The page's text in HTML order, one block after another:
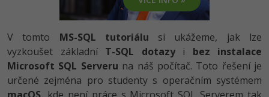
HTML5, CSS3, Bootstrap, SEO
SQL a databáze
Testování a verzování
PHP
JavaScript
Python
Vývojář mobilních aplikací
Specialista na AI a bigdata
C# Game developer
Webdesigner
JavaScript -80%
PHP -80%
-80%
Digitální gramotnost
Marketing -30%
WordPress
-30%
Photoshop -80%
Adobe Illustrator -80%
Adobe Lightroom -30%
V tomto MS-SQL tutoriálu si ukážeme, jak lze
vyzkoušet základní T-SQL dotazyi bez instalace
Microsoft SQL Serveru na náš počítač. Toto řešení je
určené zejména pro studenty s operačním systémem